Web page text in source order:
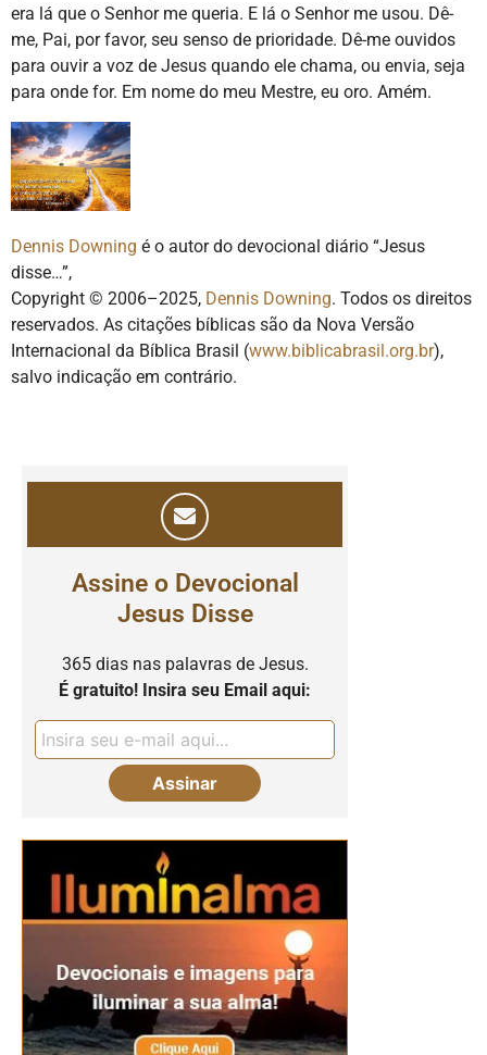
era lá que o Senhor me queria. E lá o Senhor me usou. Dê-
me, Pai, por favor, seu senso de prioridade. Dê-me ouvidos
para ouvir a voz de Jesus quando ele chama, ou envia, seja
para onde for. Em nome do meu Mestre, eu oro. Amém.
Dennis Downing é o autor do devocional diário “Jesus
disse…”,
Copyright © 2006–2025, Dennis Downing. Todos os direitos
reservados. As citações bíblicas são da Nova Versão
Internacional da Bíblica Brasil (www.biblicabrasil.org.br),
salvo indicação em contrário.
Assine o Devocional
Jesus Disse
365 dias nas palavras de Jesus.
É gratuito! Insira seu Email aqui: